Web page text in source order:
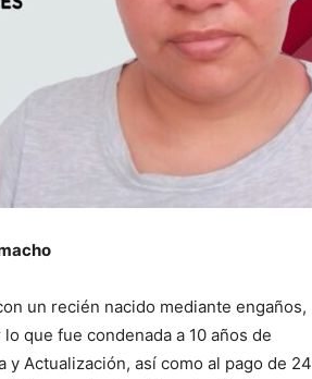
un recién nacido mediante engaños,
que fue condenada a 10 años de
Actualización, así como al pago de 24